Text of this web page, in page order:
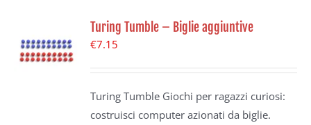
Turing Tumble – Biglie aggiuntive
€7.15
Turing Tumble Giochi per ragazzi curiosi:
costruisci computer azionati da biglie.